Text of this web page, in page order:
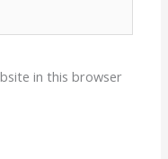
in this browser